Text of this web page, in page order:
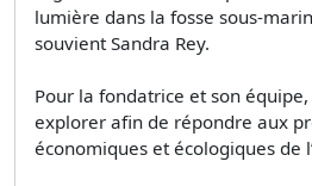
lumière dans la fosse sous-
souvient Sandra Rey.
Pour la fondatrice et son équipe,
explorer afin de répondre aux
économiques et écologiques de